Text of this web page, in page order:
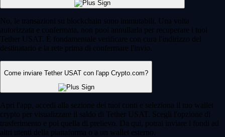
No, le transazioni su blockchain sono immutabili. Una volta
autorizzata e confermata, non puoi annullarla per recuperare i tuoi
Tether USAT. È fondamentale verificare con cura l'indirizzo del
destinatario e la rete prima di confermare l'invio.
Come inviare Tether USAT con l'app Crypto.com?
Apri l'app, accedi alla sezione dei tuoi conti e seleziona il tuo wallet
crypto per visualizzare il saldo di Tether USAT. Scegli l'opzione di
trasferimento e poi quella di prelievo. Da qui, potrai inviare i fondi ad
altri utenti della piattaforma o a un wallet esterno.